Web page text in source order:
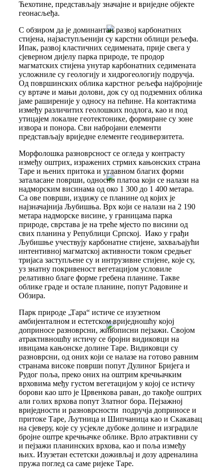
Ћехотине, представљају значајне и вриједне објекте
геонасљеђа.
С обзиром да је доминантан развој карбонатних
стијена, најзаступљенији су карстни облици рељефа.
Ипак, развој кластичних седимената, прије свега у
сјеверном дијелу парка природе, те продор
магматских стијена унутар карбонатних седимената
усложниле су геологију и хидрогеологију подручја.
Од површинских облика карстног рељефа најбројније
су вртаче и мањи долови, док су од подземних облика
јаме раширеније у односу на пећине. На контактима
између различитих геолошких подлога, као и под
утицајем локалне геотектонике, формиране су зоне
извора и понора. Сви набројани елементи
представљају вриједне елементе геодиверзитета.
Морфолошка разноврсност се огледа у контрасту
између оштрих, изражених стрмих кањонских страна
Таре и њених притока и углавном благих форми
заталасане површи, односно платоа који се налази на
надморским висинама од око 1 300 до 1 400 метара.
Са ове површи, издижу се планине од којих је
најзначајнија Љубишња. Врх који се налази на 2 190
метара надморске висине, у границама парка
природе, сврстава је на треће мјесто по висини од
свих планина у Републици Српској. Иако у грађи
Љубишње учествују карбонатне стијене, захваљајући
интентивној магматској активности током средњег
тријаса заступљене су и интрузивне стијене, које су,
уз знатну покривеност вегетацијом условиле
релативно благе форме гребена планине. Такве
облике граде и остале планине, попут Радовине и
Обзира.
Парк природе „Тара“ истиче се изузетном
амбијенталном и естетском вриједношћу којој
доприносе разноврсни, живописни пејзажи. Својом
атрактивношћу истичу се бројни видиковци на
ивицама кањонске долине Таре. Видиковци су
разноврсни, од оних који се налазе на готово равним
странама високе површи попут Дулиног Бријега и
Рудог поља, преко оних на оштрим кречњачким
врховима међу густом вегетацијом у којој се истичу
борови као што је Црвенкова раван, до такође оштрих
али голих врхова попут Златног бора. Пејзажној
вриједности и разноврсности подручја доприносе и
притоке Таре, Љутница и Шипчаница као и Скакавац
на сјеверу, које су усјекле дубоке долине и изградиле
бројне оштре кречњачке облике. Врло атрактивни су
и пејзажи планинских врхова, као и поља између
њих. Изузетан естетски доживљај и дозу адреналина
пружа поглед са саме ријеке Таре.